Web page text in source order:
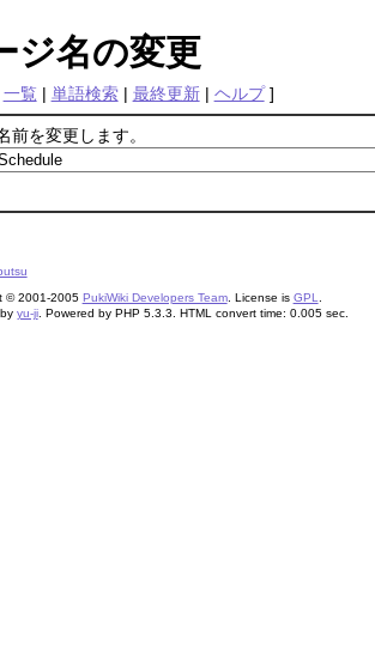
ジ名の変更
一覧 | 単語検索| 最終更新| ヘルプ]
前を変更します。
© 2001-2005 PukiWiki Developers Team. License is GPL
yu-ji. Powered by PHP 5.3.3. HTML convert time: 0.005 sec.